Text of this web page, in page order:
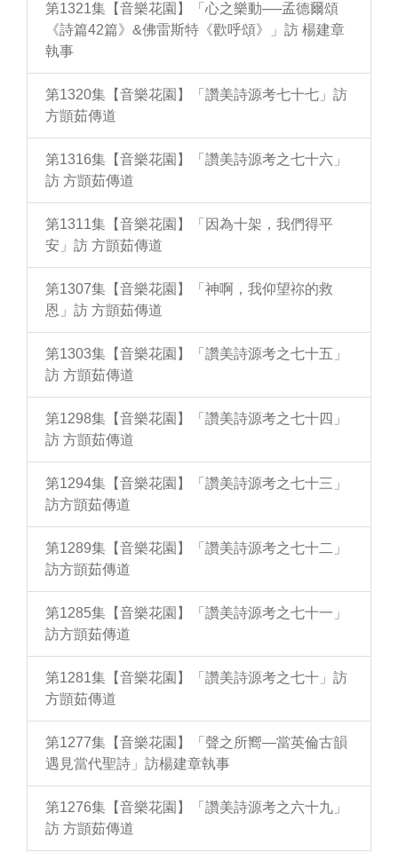
第1321集【音樂花園】「心之樂動──孟德爾頌
《詩篇42篇》&佛雷斯特《歡呼頌》」訪 楊建章
執事
第1320集【音樂花園】「讚美詩源考七十七」訪
方顗茹傳道
第1316集【音樂花園】「讚美詩源考之七十六」
訪 方顗茹傳道
第1311集【音樂花園】「因為十架，我們得平
安」訪 方顗茹傳道
第1307集【音樂花園】「神啊，我仰望祢的救
恩」訪 方顗茹傳道
第1303集【音樂花園】「讚美詩源考之七十五」
訪 方顗茹傳道
第1298集【音樂花園】「讚美詩源考之七十四」
訪 方顗茹傳道
第1294集【音樂花園】「讚美詩源考之七十三」
訪方顗茹傳道
第1289集【音樂花園】「讚美詩源考之七十二」
訪方顗茹傳道
第1285集【音樂花園】「讚美詩源考之七十一」
訪方顗茹傳道
第1281集【音樂花園】「讚美詩源考之七十」訪
方顗茹傳道
第1277集【音樂花園】「聲之所嚮—當英倫古韻
遇見當代聖詩」訪楊建章執事
第1276集【音樂花園】「讚美詩源考之六十九」
訪 方顗茹傳道